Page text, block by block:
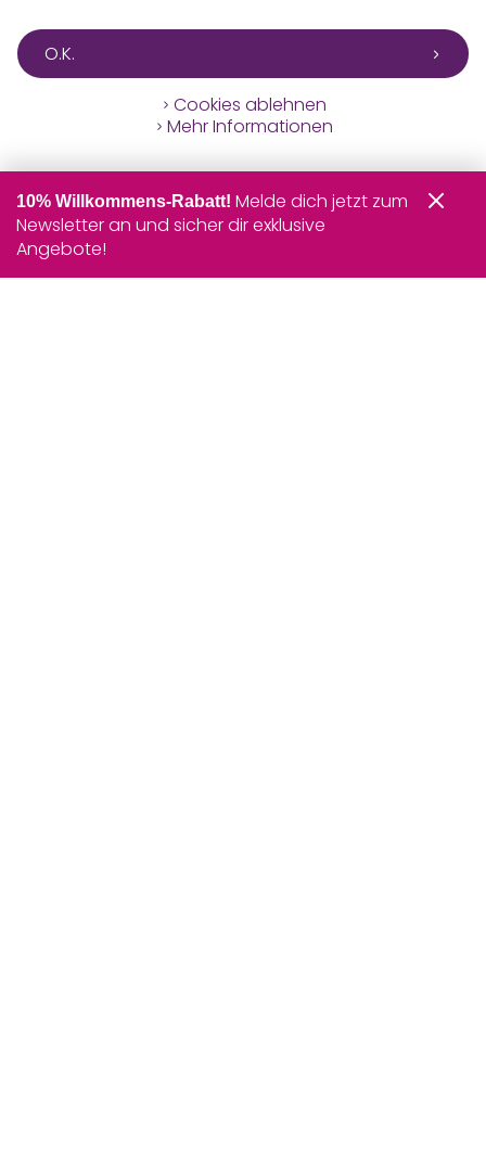
O.K.
Cookies ablehnen
Mehr Informationen
10% Willkommens-Rabatt! Melde dich jetzt zum
Newsletter an und sicher dir exklusive
Angebote!